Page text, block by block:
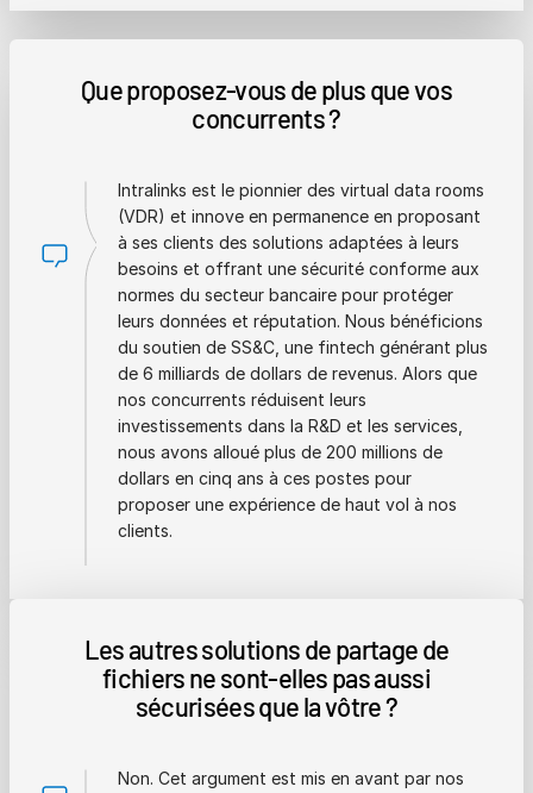
Que proposez-vous de plus que vos
concurrents ?
Intralinks est le pionnier des virtual data rooms
(VDR) et innove en permanence en proposant
à ses clients des solutions adaptées à leurs
besoins et offrant une sécurité conforme aux
normes du secteur bancaire pour protéger
leurs données et réputation. Nous bénéficions
du soutien de SS&C, une fintech générant plus
de 6 milliards de dollars de revenus. Alors que
nos concurrents réduisent leurs
investissements dans la R&D et les services,
nous avons alloué plus de 200 millions de
dollars en cinq ans à ces postes pour
proposer une expérience de haut vol à nos
clients.
Les autres solutions de partage de
fichiers ne sont-elles pas aussi
sécurisées que la vôtre ?
Non. Cet argument est mis en avant par nos